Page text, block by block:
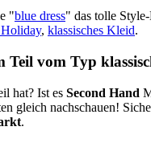
"blue dress" das tolle
, klassisches Kleid.
vom Typ
hat? Ist es Second Hand
gleich nachschauen!
.